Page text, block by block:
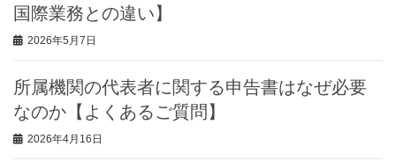
国際業務との違い】
2026年5月7日
所属機関の代表者に関する申告書はなぜ必要
なのか【よくあるご質問】
2026年4月16日